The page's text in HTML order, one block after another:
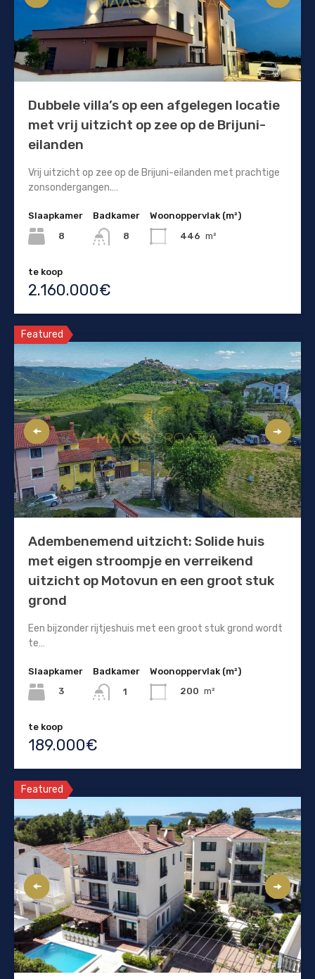
Dubbele villa’s op een afgelegen locatie
met vrij uitzicht op zee op de Brijuni-
eilanden
Vrij uitzicht op zee op de Brijuni-eilanden met prachtige
zonsondergangen.…
Slaapkamer
8
Badkamer
8
Woonoppervlak (m²)
446 m²
te koop
2.160.000€
Featured
Adembenemend uitzicht: Solide huis
met eigen stroompje en verreikend
uitzicht op Motovun en een groot stuk
grond
Een bijzonder rijtjeshuis met een groot stuk grond wordt
te…
Slaapkamer
3
Badkamer
1
Woonoppervlak (m²)
200 m²
te koop
189.000€
Featured